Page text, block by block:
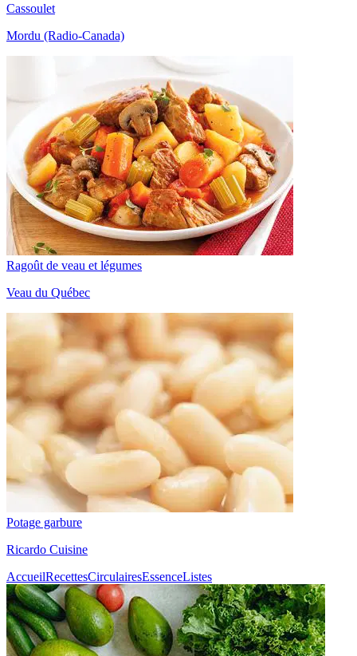
Cassoulet
Mordu (Radio-Canada)
Ragoût de veau et légumes
Veau du Québec
Potage garbure
Ricardo Cuisine
AccueilRecettesCirculairesEssenceListes